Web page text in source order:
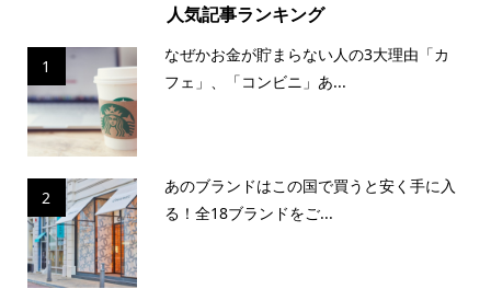
人気記事ランキング
1
なぜかお金が貯まらない人の3大理由「カ
フェ」、「コンビニ」あ...
2
あのブランドはこの国で買うと安く手に入
る！全18ブランドをご...